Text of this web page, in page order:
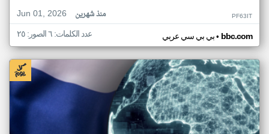
Jun 01, 2026
منذ شهرين PF63IT
بي بي سي عربي• bbc.com عدد الكلمات: ٦ الصور: ٢٥